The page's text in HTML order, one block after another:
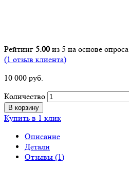
Рейтинг 5.00 из 5 на основе опроса
(1 отзыв клиента)
10 000 руб.
Количество
В корзину
Купить в 1 клик
Описание
Детали
Отзывы (1)